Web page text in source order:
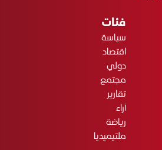
فئات
سياسة
اقتصاد
دولي
مجتمع
تقارير
آراء
رياضة
ملتيميديا